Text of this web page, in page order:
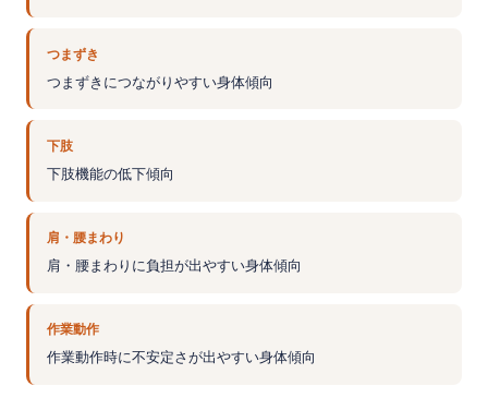
つまずき
つまずきにつながりやすい身体傾向
下肢
下肢機能の低下傾向
肩・腰まわり
肩・腰まわりに負担が出やすい身体傾向
作業動作
作業動作時に不安定さが出やすい身体傾向